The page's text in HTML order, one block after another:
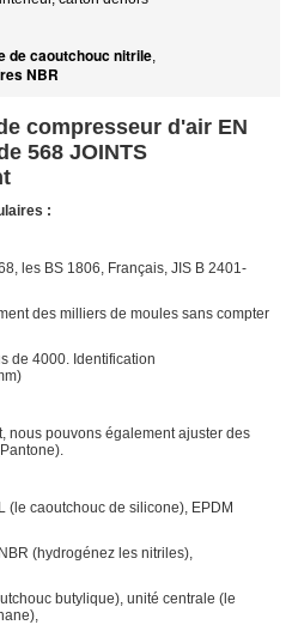
de caoutchouc nitrile,
NBR
compresseur d'air EN
568 JOINTS
:
les BS 1806, Français, JIS B 2401-
des milliers de moules sans compter
de 4000. Identification
nous pouvons également ajuster des
(le caoutchouc de silicone), EPDM
(hydrogénez les nitriles),
butylique), unité centrale (le